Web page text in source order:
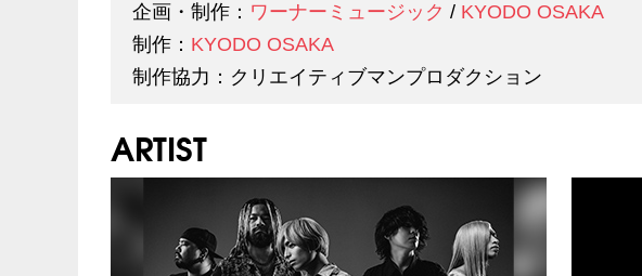
企画・制作： ワーナーミュージック / KYODO OSAKA
制作： KYODO OSAKA
制作協力：クリエイティブマンプロダクション
ARTIST